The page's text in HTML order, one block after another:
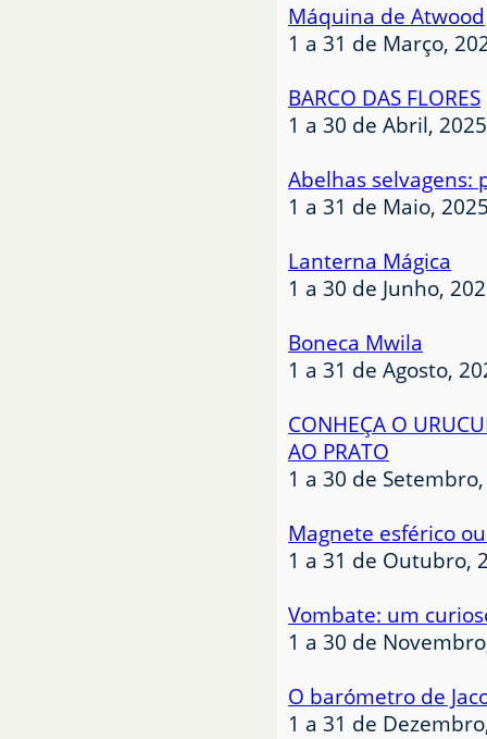
Máquina de Atwood
1 a 31 de Março,
BARCO DAS FLORES
1 a 30 de Abril, 2025
Abelhas selvagens:
1 a 31 de Maio,
Lanterna Mágica
1 a 30 de Junho,
Boneca Mwila
1 a 31 de Agosto,
CONHEÇA O
AO PRATO
1 a 30 de
Magnete esférico
1 a 31 de Outubro,
Vombate: um
1 a 30 de
O barómetro de
1 a 31 de